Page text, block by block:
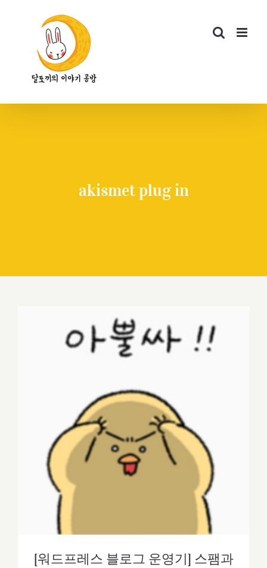
akismet plug in
[워드프레스 블로그 운영기] 스팸과의 전
쟁 (1)
[워드프레스 블로그 운영기] 스팸과